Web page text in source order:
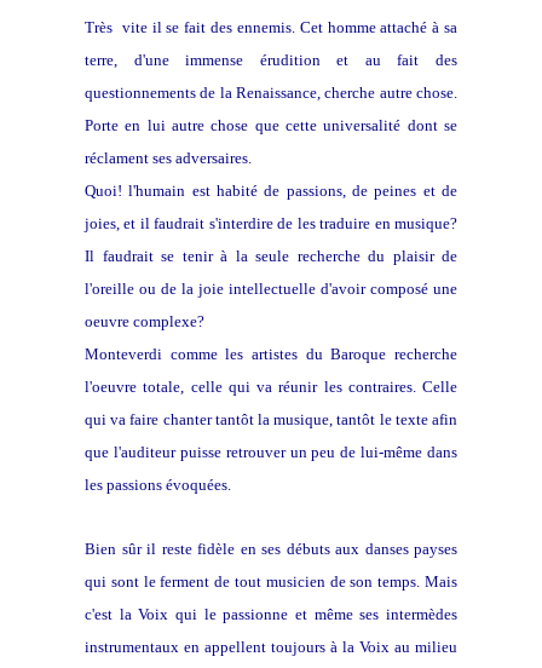
Très vite il se fait des ennemis. Cet homme attaché à sa
terre, d'une immense érudition et au fait des
questionnements de la Renaissance, cherche autre chose.
Porte en lui autre chose que cette universalité dont se
réclament ses adversaires.
Quoi! l'humain est habité de passions, de peines et de
joies, et il faudrait s'interdire de les traduire en musique?
Il faudrait se tenir à la seule recherche du plaisir de
l'oreille ou de la joie intellectuelle d'avoir composé une
oeuvre complexe?
Monteverdi comme les artistes du Baroque recherche
l'oeuvre totale, celle qui va réunir les contraires. Celle
qui va faire chanter tantôt la musique, tantôt le texte afin
que l'auditeur puisse retrouver un peu de lui-même dans
les passions évoquées.
Bien sûr il reste fidèle en ses débuts aux danses payses
qui sont le ferment de tout musicien de son temps. Mais
c'est la Voix qui le passionne et même ses intermèdes
instrumentaux en appellent toujours à la Voix au milieu